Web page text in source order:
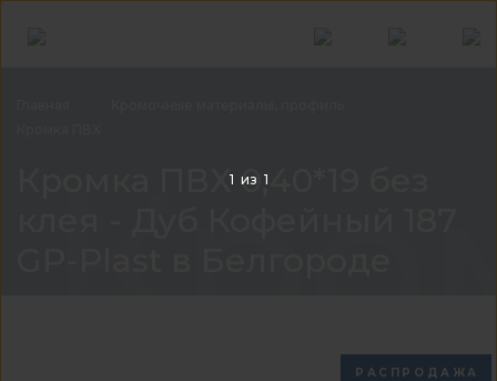
Кромка ПВХ 0,40*19 без
РАСПРОДАЖА
1 из 1